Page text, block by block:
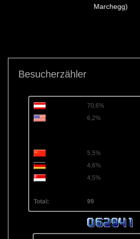
Marchegg)
Besucherzähler
70,6%
6,2%
5,5%
4,6%
4,5%
Total: 99